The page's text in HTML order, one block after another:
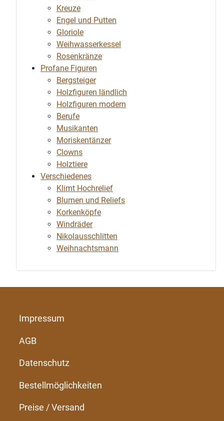
Kreuze
Engel und Putten
Gloriole
Weihwasserkessel
Rosenkränze
Profane Figuren
Bergsteiger
Holzfiguren ländlich
Holzfiguren modern
Berufe
Musikanten
Moriskentänzer
Clowns
Holztiere
Verschiedenes
Klimt Hochrelief
Blumen und Reliefs
Korkenköpfe
Windräder
Nikolausschlitten
Weihnachtsmann
Impressum
AGB
Datenschutz
Bestellmöglichkeiten
Preise / Versand